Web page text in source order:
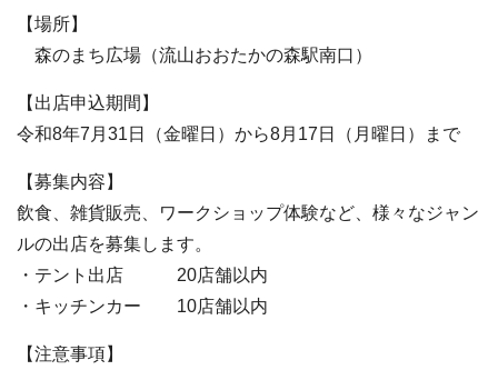
【場所】
森のまち広場（流山おおたかの森駅南口）
【出店申込期間】
令和8年7月31日（金曜日）から8月17日（月曜日）まで
【募集内容】
飲食、雑貨販売、ワークショップ体験など、様々なジャン
ルの出店を募集します。
・テント出店 20店舗以内
・キッチンカー 10店舗以内
【注意事項】